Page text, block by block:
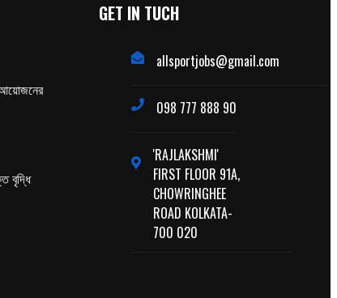
বৃদ্ধি
GET IN TUCH
allsportjobs@gmail.com
098 777 888 90
'RAJLAKSHMI'
FIRST FLOOR 91A,
CHOWRINGHEE
ROAD KOLKATA-
700 020